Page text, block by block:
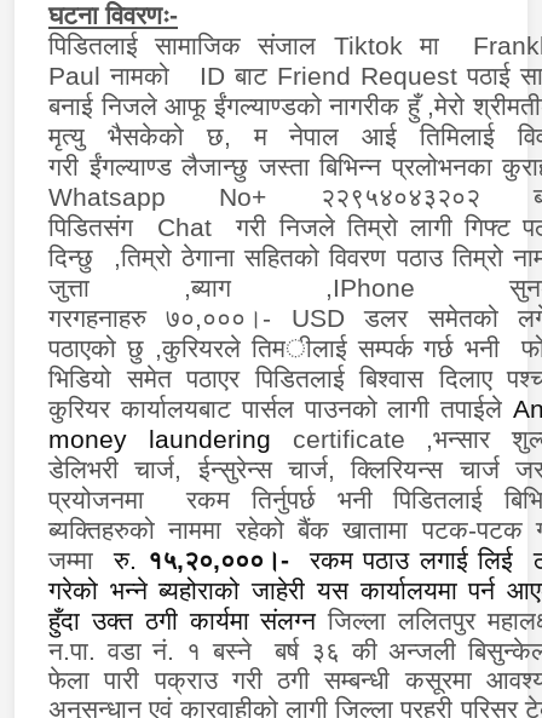
घटना विवरणः-
पिडितलाईसामाजिक संजाल Tiktok मा
Paulनामको ID बाटFriend Requestपठाई
बनाई निजले आफू ईंगल्याण्डको नागरीक हुँ,मेरो
मृत्यु भैसकेको छ,म नेपाल आई तिमिलाई
गरी ईंगल्याण्ड लैजान्छु जस्ताबिभिन्न प्रलोभनका
Whatsapp
No+ २२९५४०४३२०२
पिडितसंग
Chat गरी निजले तिम्रो लागी गिफ्ट
दिन्छु ,तिम्रो ठेगाना सहितको विवरण पठाउ तिम्रो
जुत्ता ,ब्याग,IPhone
गरगहनाहरु
७०,०००। - USDडलर समेतको
पठाएको छु,कुरियरले तिमीलाई सम्पर्क गर्छ भनी
भिडियो समेत पठाएर पिडितलाई बिश्वास दिलाए
कुरियर कार्यालयबाटपार्सल पाउनको लागीतपाईले
money laundering certificate ,भन्सार
डेलिभरी चार्ज, ईन्सुरेन्स चार्ज, क्लिरियन्स चार्ज
प्रयोजनमा
रकम तिर्नुपर्छ भनीपिडितलाई
ब्यक्तिहरुको नाममा रहेको बैंक खातामा पटक-पटक
जम्मा
रु. १५,२०,०००।-
रकम पठाउ लगाई लिई
गरेको भन्ने ब्यहोराको जाहेरी यस कार्यालयमा पर्न
हुँदा उक्त ठगी कार्यमा संलग्नजिल्ला ललितपुर
न.पा. वडा नं. १ बस्ने बर्ष ३६ की अन्जली
फेला पारी पक्राउ गरी ठगी सम्बन्धी कसूरमा
अनुसन्धान एवं कारवाहीको लागी जिल्ला प्रहरी परिसर